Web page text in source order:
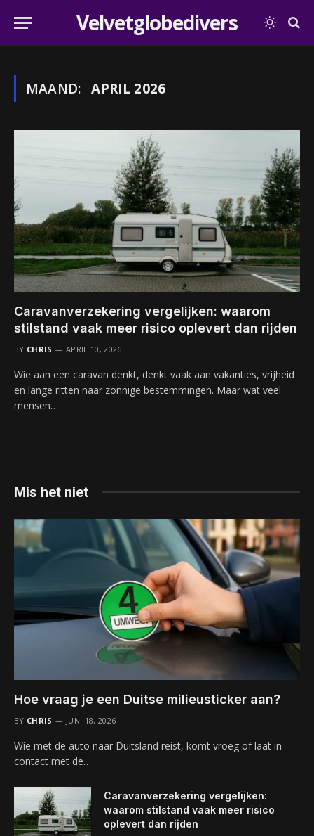
Velvetglobedivers
MAAND: APRIL 2026
Caravanverzekering vergelijken: waarom
stilstand vaak meer risico oplevert dan rijden
BY CHRIS APRIL 10, 2026
Wie aan een caravan denkt, denkt vaak aan vakanties, vrijheid
en lange ritten naar zonnige bestemmingen. Maar wat veel
mensen…
Mis het niet
Hoe vraag je een Duitse milieusticker aan?
BY CHRIS JUNI 18, 2026
Wie met de auto naar Duitsland reist, komt vroeg of laat in
contact met de…
Caravanverzekering vergelijken:
waarom stilstand vaak meer risico
oplevert dan rijden